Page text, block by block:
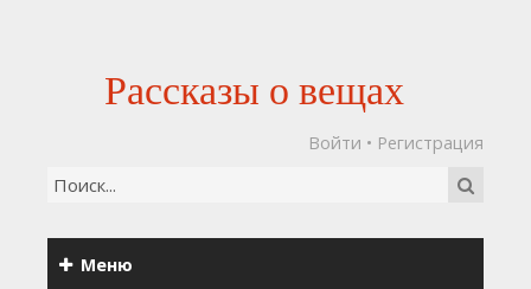
Рассказы о вещах
Войти • Регистрация
Меню